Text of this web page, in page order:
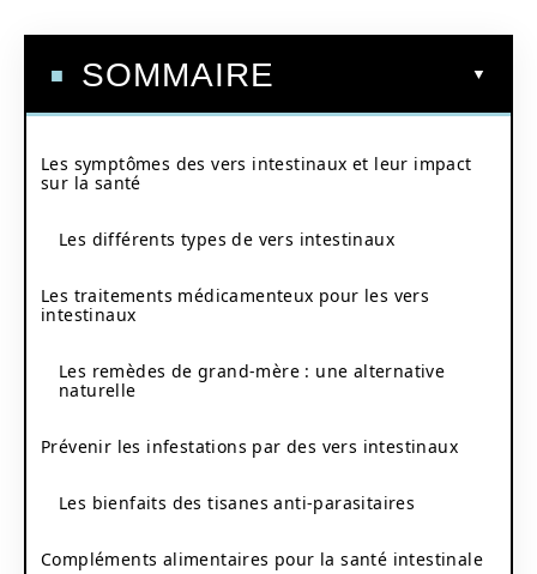
SOMMAIRE
Les symptômes des vers intestinaux et leur impact
sur la santé
Les différents types de vers intestinaux
Les traitements médicamenteux pour les vers
intestinaux
Les remèdes de grand-mère : une alternative
naturelle
Prévenir les infestations par des vers intestinaux
Les bienfaits des tisanes anti-parasitaires
Compléments alimentaires pour la santé intestinale